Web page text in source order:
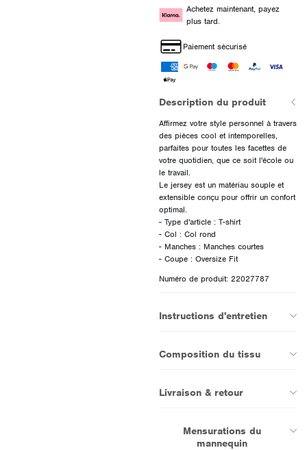
Achetez maintenant, payez
plus tard.
Paiement sécurisé
Description du produit
Affirmez votre style personnel à travers
des pièces cool et intemporelles,
parfaites pour toutes les facettes de
votre quotidien, que ce soit l'école ou
le travail.
Le jersey est un matériau souple et
extensible conçu pour offrir un confort
optimal.
- Type d'article : T-shirt
- Col : Col rond
- Manches : Manches courtes
- Coupe : Oversize Fit
Numéro de produit: 22027787
Instructions d'entretien
Composition du tissu
Livraison & retour
Mensurations du
mannequin